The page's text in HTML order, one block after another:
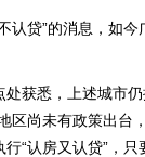
贷”的消息，如今
获悉，上述城市仍
尚未有政策出台
“认房又认贷”，